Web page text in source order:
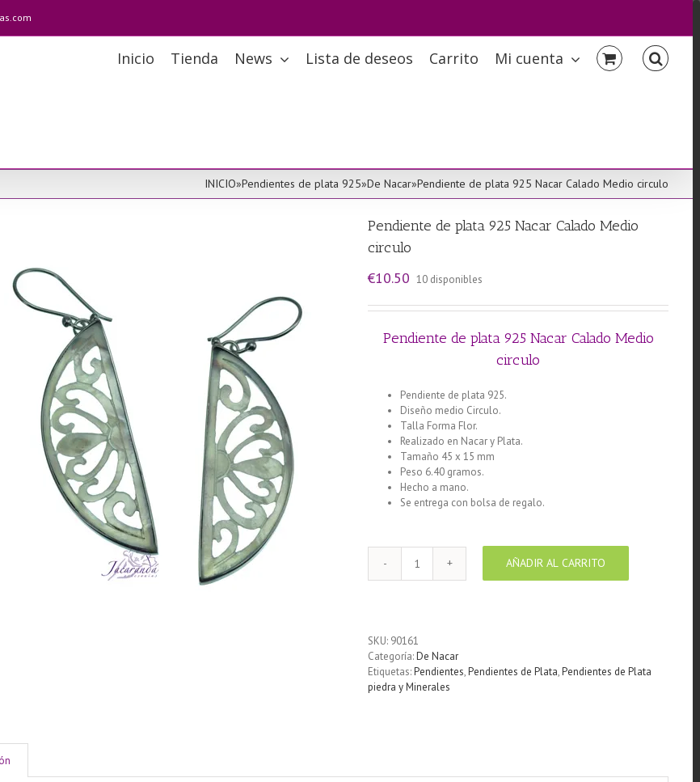
Inicio Tienda News Lista de deseos Carrito Mi cuenta
INICIO»Pendientes de plata 925»De Nacar»Pendiente de plata 925 Nacar Calado Medio circulo
Pendiente de plata 925 Nacar Calado Medio
circulo
€10.50 10 disponibles
Pendiente de plata 925 Nacar Calado Medio
circulo
Pendiente de plata 925.
Diseño medio Circulo.
Talla Forma Flor.
Realizado en Nacar y Plata.
Tamaño 45 x 15 mm
Peso 6.40 gramos.
Hecho a mano.
Se entrega con bolsa de regalo.
Pendiente
de
Calado
Medio
circulo
cantidad
AÑADIR AL CARRITO
SKU: 90161
Categoría:De Nacar
Etiquetas:Pendientes,Pendientes de Plata,Pendientes de Plata
piedra y Minerales